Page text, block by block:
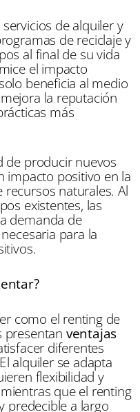
de alquiler y
de reciclaje y
al final de su vida
el impacto
beneficia al medio
la reputación
más
de producir nuevos
impacto positivo en la
naturales. Al
existentes, las
demanda de
para la
como el renting de
presentan ventajas
diferentes
alquiler se adapta
flexibilidad y
que el renting
predecible a largo